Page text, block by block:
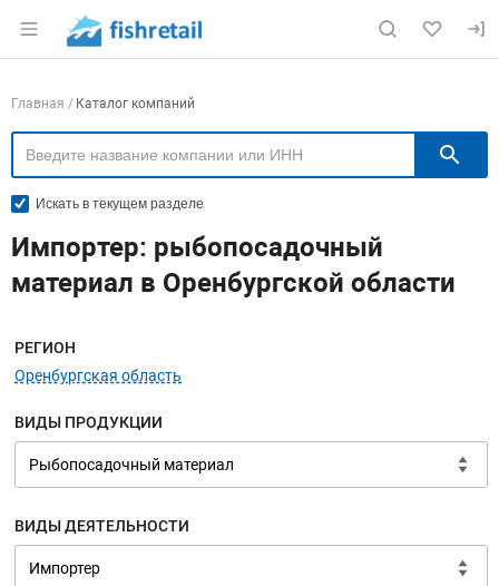
Раздел навигации по сайту fishretail.ru
Навигация по компаниям
Главная Каталог компаний
Искать в текущем разделе
Импортер: рыбопосадочный
материал в Оренбургской области
Меню навигации
РЕГИОН
Оренбургская область
ВИДЫ ПРОДУКЦИИ
ВИДЫ ДЕЯТЕЛЬНОСТИ